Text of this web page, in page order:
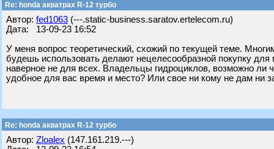
Re: honda акватрах R-12 турбо
Автор: fed1063 (---.static-business.saratov.ertelecom.ru)
Дата: 13-09-23 16:52
У меня вопрос теоретический, схожий по текущей теме.
будешь использовать делают нецелесообразной покупку
наверное не для всех. Владельцы гидроциклов, возможно ли
удобное для вас время и место? Или свое ни кому не дам ни
Re: honda акватрах R-12 турбо
Автор: Zloalex (147.161.219.---)